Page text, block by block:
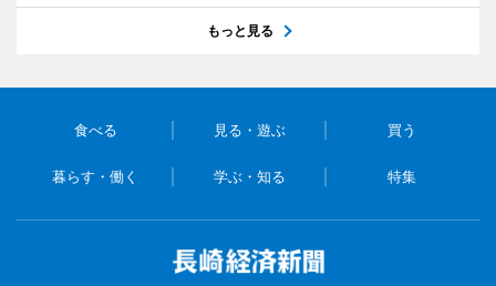
もっと見る
食べる 見る・遊ぶ 買う
暮らす・働く 学ぶ・知る 特集